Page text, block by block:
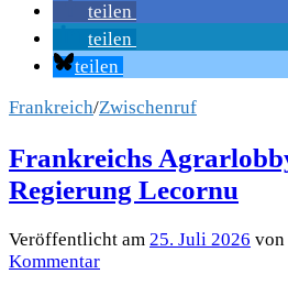
teilen
teilen
teilen
Frankreich/Zwischenruf
Frankreichs
Regierung Lecornu
Veröffentlicht am 25. Juli 2026 von
Kommentar